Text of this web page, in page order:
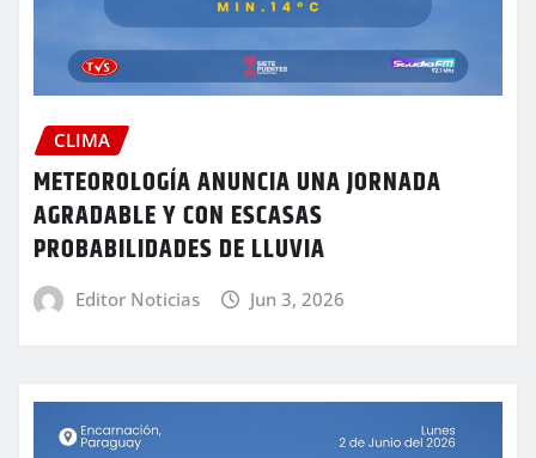
CLIMA
METEOROLOGÍA ANUNCIA UNA JORNADA
AGRADABLE Y CON ESCASAS
PROBABILIDADES DE LLUVIA
Editor Noticias Jun 3, 2026